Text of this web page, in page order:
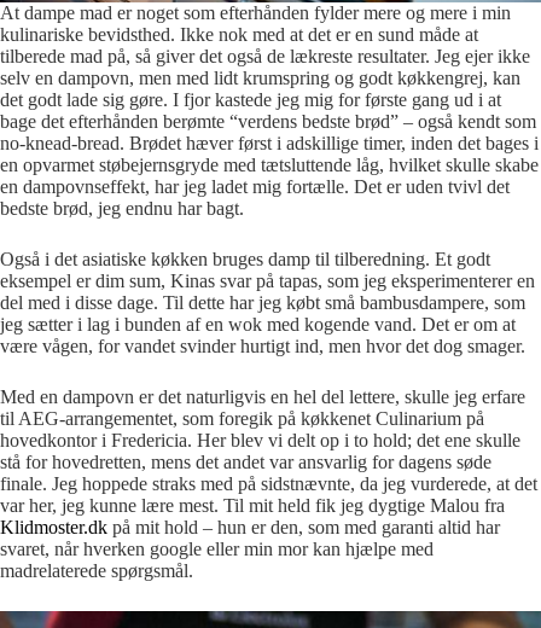
At dampe mad er noget som efterhånden fylder mere og mere i min
kulinariske bevidsthed. Ikke nok med at det er en sund måde at
tilberede mad på, så giver det også de lækreste resultater. Jeg ejer ikke
selv en dampovn, men med lidt krumspring og godt køkkengrej, kan
det godt lade sig gøre. I fjor kastede jeg mig for første gang ud i at
bage det efterhånden berømte “verdens bedste brød” – også kendt som
no-knead-bread. Brødet hæver først i adskillige timer, inden det bages i
en opvarmet støbejernsgryde med tætsluttende låg, hvilket skulle skabe
en dampovnseffekt, har jeg ladet mig fortælle. Det er uden tvivl det
bedste brød, jeg endnu har bagt.
Også i det asiatiske køkken bruges damp til tilberedning. Et godt
eksempel er dim sum, Kinas svar på tapas, som jeg eksperimenterer en
del med i disse dage. Til dette har jeg købt små bambusdampere, som
jeg sætter i lag i bunden af en wok med kogende vand. Det er om at
være vågen, for vandet svinder hurtigt ind, men hvor det dog smager.
Med en dampovn er det naturligvis en hel del lettere, skulle jeg erfare
til AEG-arrangementet, som foregik på køkkenet Culinarium på
hovedkontor i Fredericia. Her blev vi delt op i to hold; det ene skulle
stå for hovedretten, mens det andet var ansvarlig for dagens søde
finale. Jeg hoppede straks med på sidstnævnte, da jeg vurderede, at det
var her, jeg kunne lære mest. Til mit held fik jeg dygtige Malou fra
Klidmoster.dk på mit hold – hun er den, som med garanti altid har
svaret, når hverken google eller min mor kan hjælpe med
madrelaterede spørgsmål.